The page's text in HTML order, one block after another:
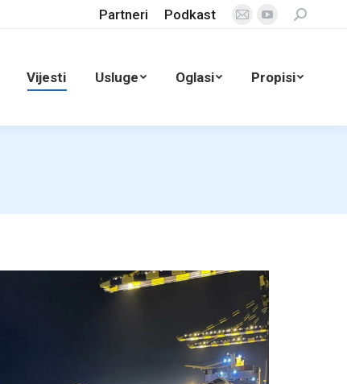
Partneri Podkast
Mail
window
YouTube
in
window
Search:
Vijesti Usluge Oglasi Propisi